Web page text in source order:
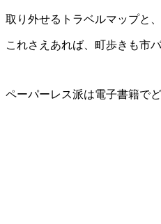
取り外せるトラベルマップと
これさえあれば、町歩きも市
ペーパーレス派は電子書籍でど